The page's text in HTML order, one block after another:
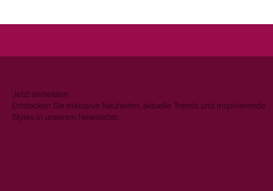
Jetzt anmelden
Entdecken Sie exklusive Neuheiten, aktuelle Trends und inspirierende
Styles in unserem Newsletter.